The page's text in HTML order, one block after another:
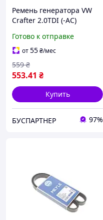
Ремень генератора VW
Crafter 2.0TDI (-AC)
Meyle
Готово к отправке
от55₴/мес
553.41 ₴
559 ₴
Купить
БУСПАРТНЕР 97%